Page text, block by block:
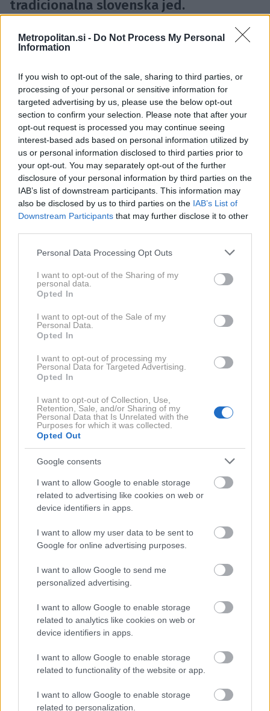
Metropolitan.si - Do Not Process My Personal
Information
If you wish to opt-out of the sale, sharing to third parties, or
processing of your personal or sensitive information for
targeted advertising by us, please use the below opt-out
section to confirm your selection. Please note that after your
opt-out request is processed you may continue seeing
interest-based ads based on personal information utilized by
us or personal information disclosed to third parties prior to
your opt-out. You may separately opt-out of the further
disclosure of your personal information by third parties on the
IAB’s list of downstream participants. This information may
also be disclosed by us to third parties on the IAB’s List of
Downstream Participants that may further disclose it to other
Please note that this website/app uses one or more Google
not limited to your visit or usage behaviour. You may click to
grant or deny consent to Google and its third-party tags to
use your data for below specified purposes in below Google
consent section.
Personal Data Processing Opt Outs
I want to opt-out of the Sharing of my
personal data.
Opted In
I want to opt-out of the Sale of my
Personal Data.
Opted In
I want to opt-out of processing my
Personal Data for Targeted Advertising.
Opted In
I want to opt-out of Collection, Use,
Retention, Sale, and/or Sharing of my
Personal Data that Is Unrelated with the
Purposes for which it was collected.
Opted Out
Google consents
I want to allow Google to enable storage
related to advertising like cookies on web or
device identifiers in apps.
I want to allow my user data to be sent to
Google for online advertising purposes.
I want to allow Google to send me
personalized advertising.
I want to allow Google to enable storage
related to analytics like cookies on web or
device identifiers in apps.
I want to allow Google to enable storage
related to functionality of the website or app.
I want to allow Google to enable storage
related to personalization.
tradicionalna slovenska jed.
na svetu,ki ga je objavil portalTaste Atlas, so se
slovenskimi specialitetami.
Slovenski neslavni zmagovalec
Prvo mestoje pripadloslovenski tlačenki , vrsti
klobase iz svinjskega mesa, ki se pripravlja iz
različnih delov svinje: najpogosteje mesa s svinjske
glave, srca, jezika, kože in ličkov. Meso se skuha,
izkoščiči in nareže na kose, nato se začini in pomeša z
Za začinjanje se uporabljajo različne začimbe glede
na regijo, običajno pa vključujejosol, črni poper,
sladko ali pekočo papriko ter česen
klobasa počasi kuha v vodi, nato pa ohladi. Lahko se
uživa že po kuhanju ali pa se nadaljeprekadi in suši v
Poljska specialiteta na drugem
mestu
Nekoč je veljal za manjvreden mesni izdelek, danes
poljski salcesonpriznan kot edinstvena
gurmanska delikatesa. Glede na začimbe, obliko in
glavne sestavine – ki pogosto vključujejo glavo,
drobovino ali kri – ima tradicionalna poljska kuhinja
. Najpogosteje je
pripravljen izsvinjine, nekatere vrste pa izključno iz
danes se pripravlja po vsej Poljski. Ne glede na vrsto
se ti teksturno zanimivi izdelki navadno jedo s
Nemški aspik na tretjem mestu